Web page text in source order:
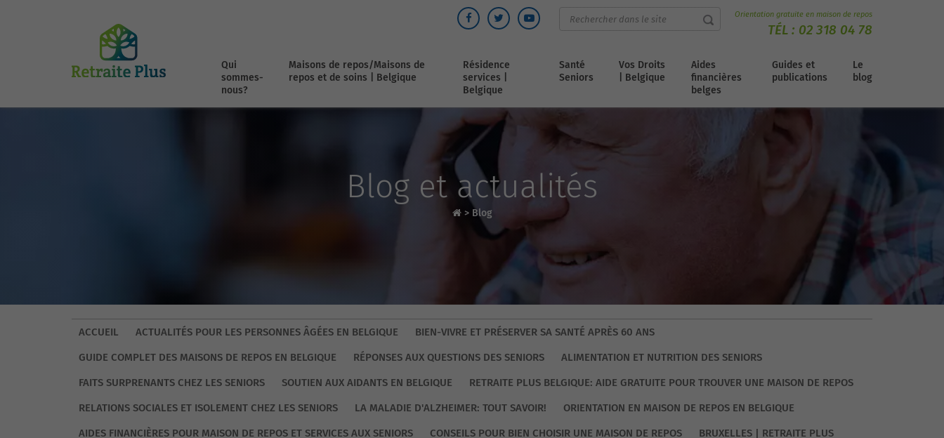
Orientation gratuite en maison de repos
TÉL : 02 318 04 78
Qui
sommes-
nous?
Maisons de repos/Maisons de
repos et de soins | Belgique
Résidence
services |
Belgique
Santé
Seniors
Vos Droits
| Belgique
Aides
financières
belges
Guides et
publications
Le
blog
Blog et actualités
> Blog
ACCUEIL ACTUALITÉS POUR LES PERSONNES ÂGÉES EN BELGIQUE
BIEN-VIVRE ET PRÉSERVER SA SANTÉ APRÈS 60 ANS
GUIDE COMPLET DES MAISONS DE REPOS EN BELGIQUE
RÉPONSES AUX QUESTIONS DES SENIORS
ALIMENTATION ET NUTRITION DES SENIORS
FAITS SURPRENANTS CHEZ LES SENIORS
SOUTIEN AUX AIDANTS EN BELGIQUE
RETRAITE PLUS BELGIQUE: AIDE GRATUITE POUR TROUVER UNE MAISON DE REPOS
RELATIONS SOCIALES ET ISOLEMENT CHEZ LES SENIORS
LA MALADIE D'ALZHEIMER: TOUT SAVOIR!
ORIENTATION EN MAISON DE REPOS EN BELGIQUE
AIDES FINANCIÈRES POUR MAISON DE REPOS ET SERVICES AUX SENIORS
CONSEILS POUR BIEN CHOISIR UNE MAISON DE REPOS
BRUXELLES | RETRAITE PLUS